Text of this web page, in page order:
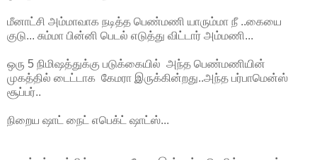
மீனாட்சி அம்மாவாக நடித்த பெண்மணி யாரும்மா நீ ..கையை
குடு... சும்மா பின்னி பெடல் எடுத்து விட்டார் அம்மணி...
ஒரு 5 நிமிஷத்துக்கு படுக்கையில் அந்த பெண்மணியின்
முகத்தில் டைட்டாக கேமரா இருக்கின்றது..அந்த பர்பாமென்ஸ்
சூப்பர்..
நிறைய ஷாட் நைட் எபெக்ட் ஷாட்ஸ்...